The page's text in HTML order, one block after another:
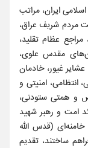
ایران، مراتب
مردم شریف عراق،
عظام تقلید،
مقدس علوی،
غیور، خادمان
انتظامی، امنیتی و
و همتی ستودنی،
امت و رهبر شهید
(قدس الله
ساختند، تقدیم